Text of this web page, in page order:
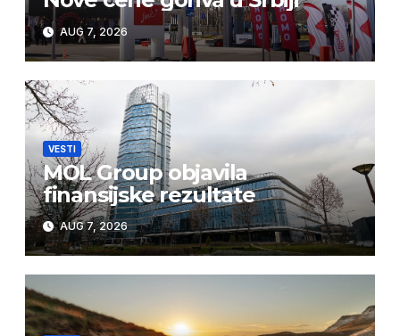
AUG 7, 2026
VESTI
MOL Group objavila
finansijske rezultate
AUG 7, 2026